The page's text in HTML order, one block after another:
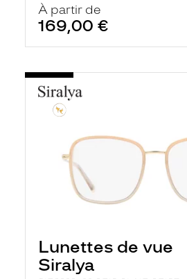
À partir de
169,00 €
Lunettes de vue
Siralya